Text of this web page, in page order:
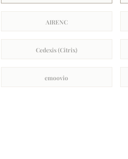
AIRENC
Cedexis (Citrix)
emoovio